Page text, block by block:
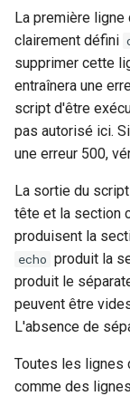
woothee
worker-events
xxhash
La première ligne
clairement défini
supprimer cette
entraînera une
script d'être
pas autorisé ici.
une erreur 500,
La sortie du
tête et la section
produisent la
echo produit la
produit le
peuvent être
L'absence de
Toutes les lignes
comme des